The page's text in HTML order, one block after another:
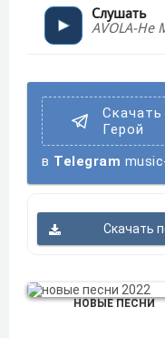
Слушать
AVOLA-Не
Герой
в Telegram
Скачать
НОВЫЕ ПЕСНИ